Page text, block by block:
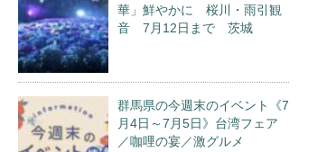
華」鮮やかに 桜川・雨引観
音 7月12日まで 茨城
群馬県の今週末のイベント《7
月4日～7月5日》台湾フェア
／咖哩の宴／激グルメ